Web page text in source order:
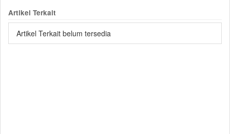
Artikel Terkait
Artikel Terkait belum tersedia